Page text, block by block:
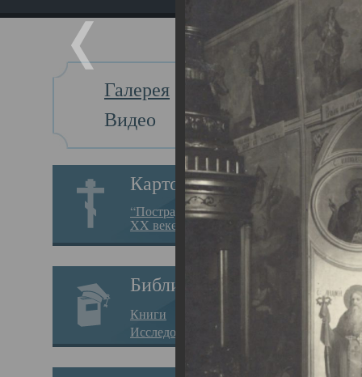
Галерея
Видео
Картотека
“Пострадавшие за веру в
XX веке на Севере”
Библиотека
Книги
Исследования
Главная